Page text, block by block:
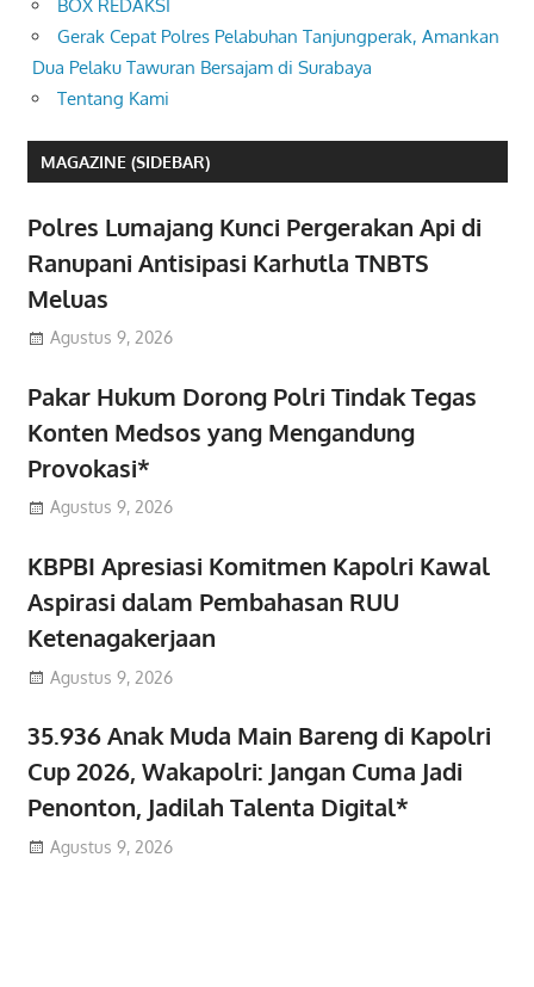
BOX REDAKSI
Gerak Cepat Polres Pelabuhan Tanjungperak, Amankan
Dua Pelaku Tawuran Bersajam di Surabaya
Tentang Kami
MAGAZINE (SIDEBAR)
Polres Lumajang Kunci Pergerakan Api di
Ranupani Antisipasi Karhutla TNBTS
Meluas
Agustus 9, 2026
Pakar Hukum Dorong Polri Tindak Tegas
Konten Medsos yang Mengandung
Provokasi*
Agustus 9, 2026
KBPBI Apresiasi Komitmen Kapolri Kawal
Aspirasi dalam Pembahasan RUU
Ketenagakerjaan
Agustus 9, 2026
35.936 Anak Muda Main Bareng di Kapolri
Cup 2026, Wakapolri: Jangan Cuma Jadi
Penonton, Jadilah Talenta Digital*
Agustus 9, 2026